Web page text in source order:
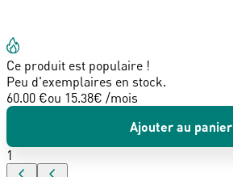
Ce produit est populaire !
Peu d'exemplaires en stock.
60.00 €ou 15.38€ /mois
Ajouter au panier
1